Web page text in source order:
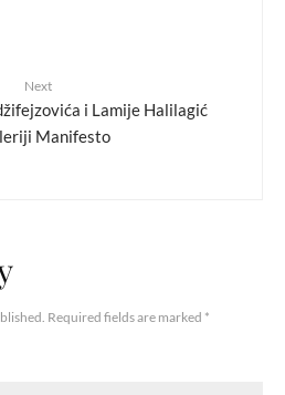
Next
i Lamije Halilagić
Manifesto
Required fields are marked *